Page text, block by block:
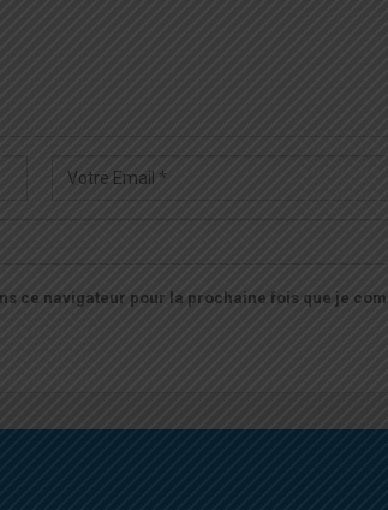
ce navigateur pour la prochaine fois que je